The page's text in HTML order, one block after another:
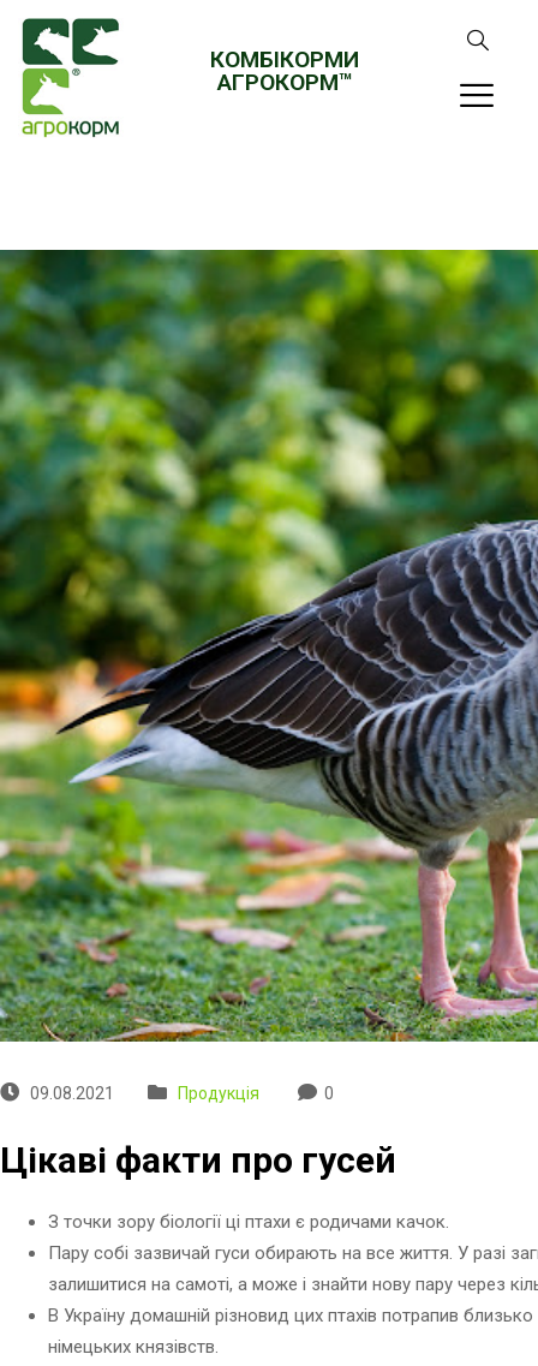
КОМБІКОРМИ
АГРОКОРМ™
09.08.2021 Продукція 0
Цікаві факти про гусей
З точки зору біології ці птахи є родичами качок.
Пару собі зазвичай гуси обирають на все життя. У разі
залишитися на самоті, а може і знайти нову пару через
В Україну домашній різновид цих птахів потрапив
німецьких князівств.